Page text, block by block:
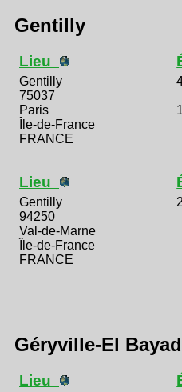
Gentilly
Lieu
Gentilly
75037
Paris
Île-de-France
FRANCE
Lieu
Gentilly
94250
Val-de-Marne
Île-de-France
FRANCE
Géryville-El
Lieu